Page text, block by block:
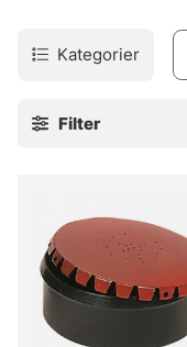
Kategorier
Filter